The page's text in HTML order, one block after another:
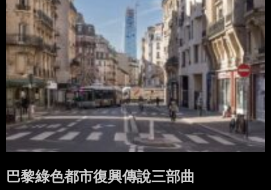
巴黎綠色都市復興傳說三部曲